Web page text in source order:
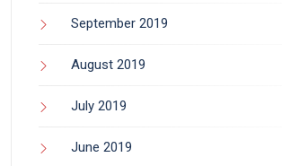
September 2019
August 2019
July 2019
June 2019